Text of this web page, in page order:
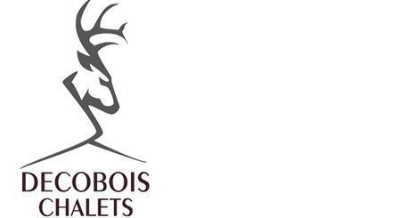
Rénovation
Médias
">
Contact